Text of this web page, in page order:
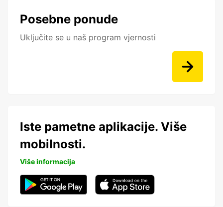
Posebne ponude
Uključite se u naš program vjernosti
Iste pametne aplikacije. Više
mobilnosti.
Više informacija